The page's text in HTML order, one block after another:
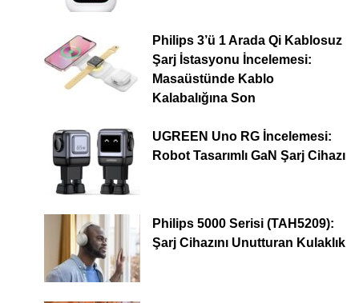
Philips 3’ü 1 Arada Qi Kablosuz
Şarj İstasyonu İncelemesi:
Masaüstünde Kablo
Kalabalığına Son
UGREEN Uno RG İncelemesi:
Robot Tasarımlı GaN Şarj Cihazı
Philips 5000 Serisi (TAH5209):
Şarj Cihazını Unutturan Kulaklık